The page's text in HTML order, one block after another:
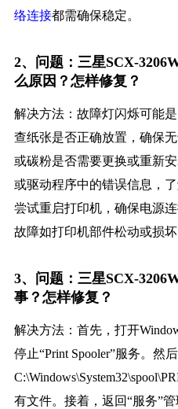
络连接都需确保稳定。
2、问题：三星SCX-
么原因？怎样修复？
解决方法：故障灯闪烁可能
查纸张是否正确放置，确保
或碳粉是否需要更换或重新
或驱动程序中的错误信息，
尝试重启打印机，确保电源
故障如打印机部件松动或损坏
3、问题：三星SCX-
事？怎样修复？
解决方法：首先，打开
停止“Print Spooler”服务。然
有文件。接着，返回“服务”